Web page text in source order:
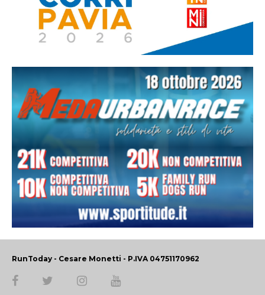
RunToday - Cesare Monetti - P.IVA 04751170962